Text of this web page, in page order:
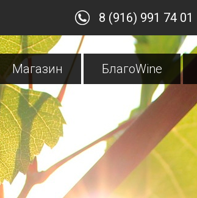
8 (916) 991 74 01
Магазин БлагоWine